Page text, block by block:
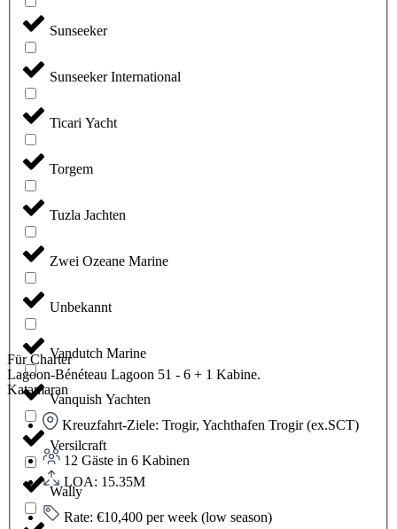
Sunseeker
Sunseeker International
Ticari Yacht
Torgem
Tuzla Jachten
Zwei Ozeane Marine
Unbekannt
Vandutch Marine
Vanquish Yachten
Versilcraft
Wally
Für Charter
Lagoon-Bénéteau Lagoon 51 - 6 + 1 Kabine.
Katamaran
Kreuzfahrt-Ziele: Trogir, Yachthafen Trogir (ex.SCT)
12 Gäste in 6 Kabinen
LOA: 15.35M
Rate: €10,400 per week (low season)